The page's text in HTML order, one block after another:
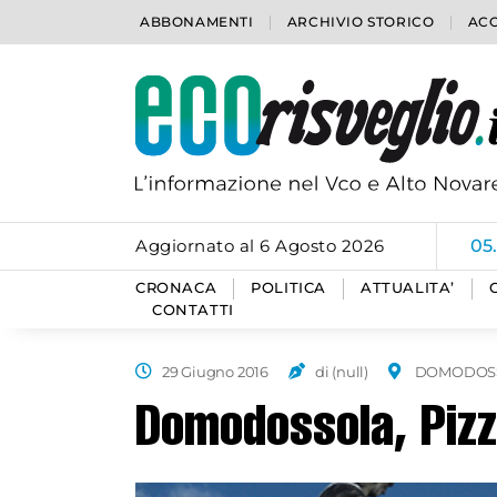
ABBONAMENTI ARCHIVIO STORICO
Aggiornato al 6 Agosto 2026
CRONACA POLITICA ATTUALITA’
CONTATTI
29 Giugno 2016 di (null)
Domodossola,